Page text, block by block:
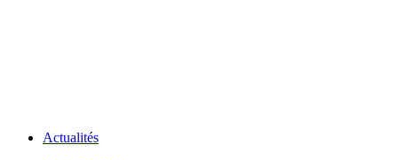
Actualités